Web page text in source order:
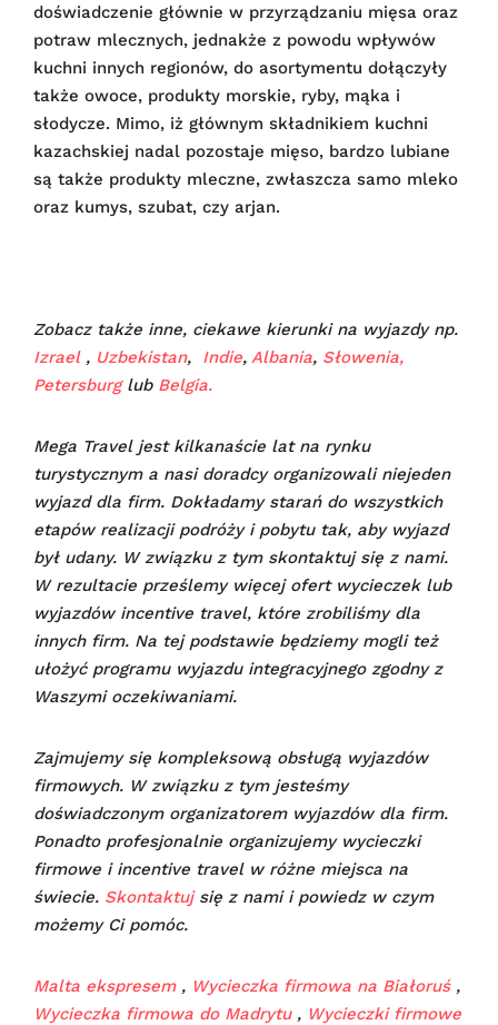
doświadczenie głównie w przyrządzaniu mięsa oraz
potraw mlecznych, jednakże z powodu wpływów
kuchni innych regionów, do asortymentu dołączyły
także owoce, produkty morskie, ryby, mąka i
słodycze. Mimo, iż głównym składnikiem kuchni
kazachskiej nadal pozostaje mięso, bardzo lubiane
są także produkty mleczne, zwłaszcza samo mleko
oraz kumys, szubat, czy arjan.
Zobacz także inne, ciekawe kierunki na wyjazdy np.
Izrael, Uzbekistan, Indie, Albania, Słowenia,
Petersburglub Belgia.
Mega Travel jest kilkanaście lat na rynku
turystycznym a nasi doradcy organizowali niejeden
wyjazd dla firm. Dokładamy starań do wszystkich
etapów realizacji podróży i pobytu tak, aby wyjazd
był udany. W związku z tym skontaktuj się z nami.
W rezultacie prześlemy więcej ofert wycieczek lub
wyjazdów incentive travel, które zrobiliśmy dla
innych firm. Na tej podstawie będziemy mogli też
ułożyć programu wyjazdu integracyjnego zgodny z
Waszymi oczekiwaniami.
Zajmujemy się kompleksową obsługą wyjazdów
firmowych. W związku z tym jesteśmy
doświadczonym organizatorem wyjazdów dla firm.
Ponadto profesjonalnie organizujemy wycieczki
firmowe i incentive travel w różne miejsca na
świecie. Skontaktujsię z nami i powiedz w czym
możemy Ci pomóc.
Malta ekspresem, Wycieczka firmowa na Białoruś,
Wycieczka firmowa do Madrytu, Wycieczki firmowe